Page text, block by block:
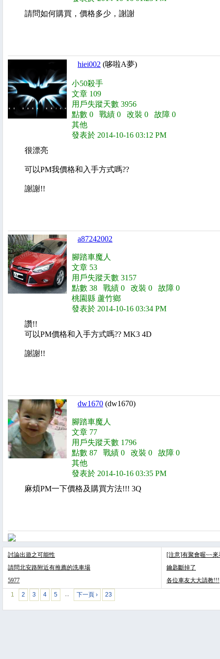
請問如何購買，價格多少，謝謝
hiei002 (哆啦A夢)
小50殺手
文章 109
用戶失蹤天數 3956
點數 0 戰績 0 改裝 0 故障 0
其他
發表於 2014-10-16 03:12 PM
很漂亮
可以PM我價格和入手方式嗎??
謝謝!!
a87242002
腳踏車魔人
文章 53
用戶失蹤天數 3157
點數 38 戰績 0 改裝 0 故障 0
桃園縣 蘆竹鄉
發表於 2014-10-16 03:34 PM
讚!!
可以PM價格和入手方式嗎?? MK3 4D
謝謝!!
dw1670 (dw1670)
腳踏車魔人
文章 77
用戶失蹤天數 1796
點數 87 戰績 0 改裝 0 故障 0
其他
發表於 2014-10-16 03:35 PM
麻煩PM一下價格及購買方法!!! 3Q
討論出遊之可能性
請問北安路附近有推薦的洗車場
5977
[注意]有聚會喔~~來
鑰匙斷掉了
各位車友大大請教!!!
1 2 3 4 5 … 下一頁 › 23